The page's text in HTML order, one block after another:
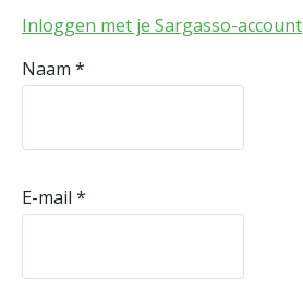
Inloggen met je Sargasso-account
Naam *
E-mail *